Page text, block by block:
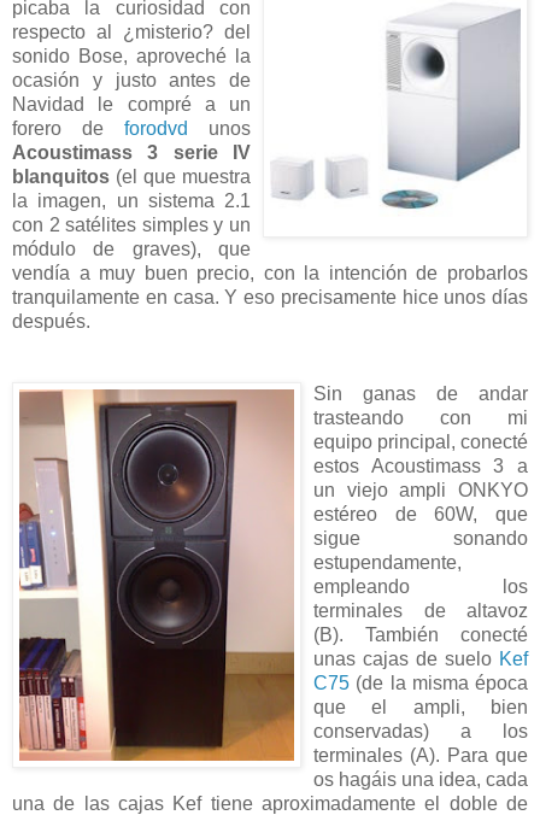
picaba la curiosidad con
respecto al ¿misterio? del
sonido Bose, aproveché la
ocasión y justo antes de
Navidad le compré a un
forero de forodvd
unos
Acoustimass 3 serie IV
blanquitos (el que muestra
la imagen, un sistema 2.1
con 2 satélites simples y un
módulo de graves), que
vendía a muy buen precio, con la intención de probarlos
tranquilamente en casa. Y eso precisamente hice unos días
después.
Sin ganas de andar
trasteando con mi
equipo principal, conecté
estos Acoustimass 3 a
un viejo ampli ONKYO
estéreo de 60W, que
sigue sonando
estupendamente,
empleando los
terminales de altavoz
(B). También conecté
unas cajas de suelo Kef
C75 (de la misma época
que el ampli, bien
conservadas) a los
terminales (A). Para que
os hagáis una idea, cada
una de las cajas Kef tiene aproximadamente el doble de